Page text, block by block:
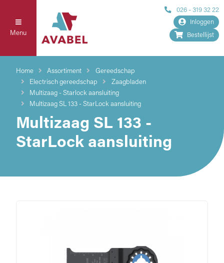
Menu
026 - 319 32 22
Inloggen
Bestellijst
Home Assortiment
Gereedschap
Electrisch gereedschap
Zaagbladen
Multizaag - Starlock aansluiting
Multizaag SL 133 - StarLock aansluiting
Multizaag SL 133 -
StarLock aansluiting